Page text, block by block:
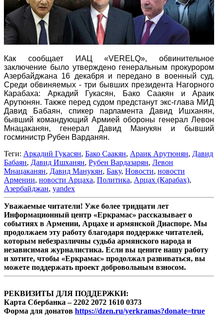
Как сообщает ИАЦ «VERELQ», обвинительное
заключение было утверждено генеральным прокурором
Азербайджана 16 декабря и передано в военный суд.
Среди обвиняемых - три бывших президента Нагорного
Карабаха: Аркадий Гукасян, Бако Саакян и Араик
Арутюнян. Также перед судом предстанут экс-глава МИД
Давид Бабаян, спикер парламента Давид Ишханян,
бывший командующий Армией обороны генерал Левон
Мнацаканян, генерал Давид Манукян и бывший
госминистр Рубен Варданян.
Теги: Аркадий Гукасян, Бако Саакян, Араик Арутюнян, Давид
Бабаян, Давид Ишханян, Рубен Вардазарян, Левон
Мнацаканян, Давид Манукян, Баку, Новости, новости
Армении, новости Арцаха, Политика, Арцах (Карабах),
Азербайджан, yandex
Уважаемые читатели! Уже более тридцати лет
Информационный центр «Еркрамас» рассказывает о
событиях в Армении, Арцахе и армянской Диаспоре. Мы
продолжаем эту работу благодаря поддержке читателей,
которым небезразличны судьба армянского народа и
независимая журналистика. Если вы цените нашу работу
и хотите, чтобы «Еркрамас» продолжал развиваться, вы
можете поддержать проект добровольным взносом.
РЕКВИЗИТЫ ДЛЯ ПОДДЕРЖКИ:
Карта Сбербанка – 2202 2072 1610 0373
Форма для донатов https://dzen.ru/yerkramas?donate=true